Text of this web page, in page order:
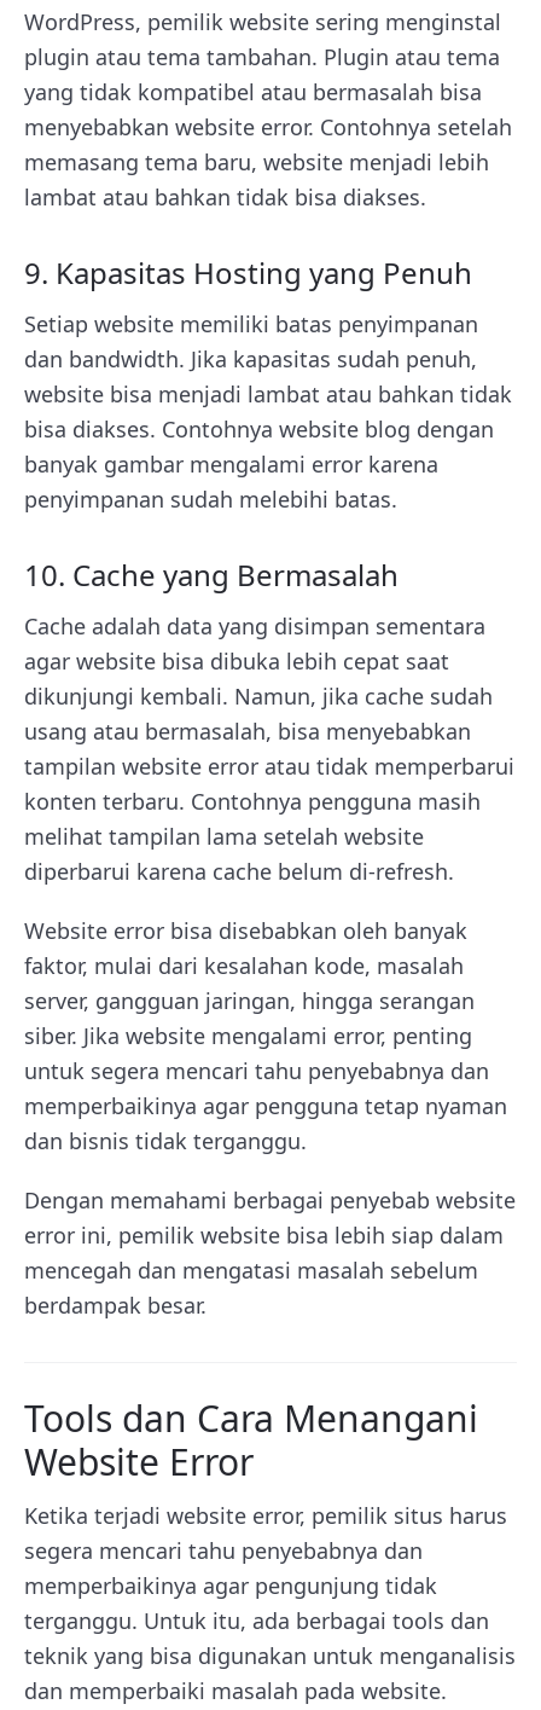
WordPress, pemilik website sering menginstal
plugin atau tema tambahan. Plugin atau tema
yang tidak kompatibel atau bermasalah bisa
menyebabkan website error. Contohnya setelah
memasang tema baru, website menjadi lebih
lambat atau bahkan tidak bisa diakses.
9. Kapasitas Hosting yang Penuh
Setiap website memiliki batas penyimpanan
dan bandwidth. Jika kapasitas sudah penuh,
website bisa menjadi lambat atau bahkan tidak
bisa diakses. Contohnya website blog dengan
banyak gambar mengalami error karena
penyimpanan sudah melebihi batas.
10. Cache yang Bermasalah
Cache adalah data yang disimpan sementara
agar website bisa dibuka lebih cepat saat
dikunjungi kembali. Namun, jika cache sudah
usang atau bermasalah, bisa menyebabkan
tampilan website error atau tidak memperbarui
konten terbaru. Contohnya pengguna masih
melihat tampilan lama setelah website
diperbarui karena cache belum di-refresh.
Website error bisa disebabkan oleh banyak
faktor, mulai dari kesalahan kode, masalah
server, gangguan jaringan, hingga serangan
siber. Jika website mengalami error, penting
untuk segera mencari tahu penyebabnya dan
memperbaikinya agar pengguna tetap nyaman
dan bisnis tidak terganggu.
Dengan memahami berbagai penyebab website
error ini, pemilik website bisa lebih siap dalam
mencegah dan mengatasi masalah sebelum
berdampak besar.
Tools dan Cara Menangani
Website Error
Ketika terjadi website error, pemilik situs harus
segera mencari tahu penyebabnya dan
memperbaikinya agar pengunjung tidak
terganggu. Untuk itu, ada berbagai tools dan
teknik yang bisa digunakan untuk menganalisis
dan memperbaiki masalah pada website.